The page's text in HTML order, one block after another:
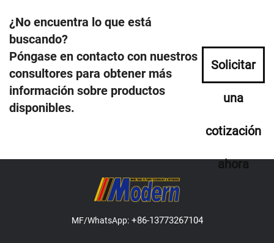
¿No encuentra lo que está
buscando?
Póngase en contacto con nuestros
consultores para obtener más
información sobre productos
disponibles.
Solicitar
una
cotización
ahora
MF/WhatsApp:+86-13773267104